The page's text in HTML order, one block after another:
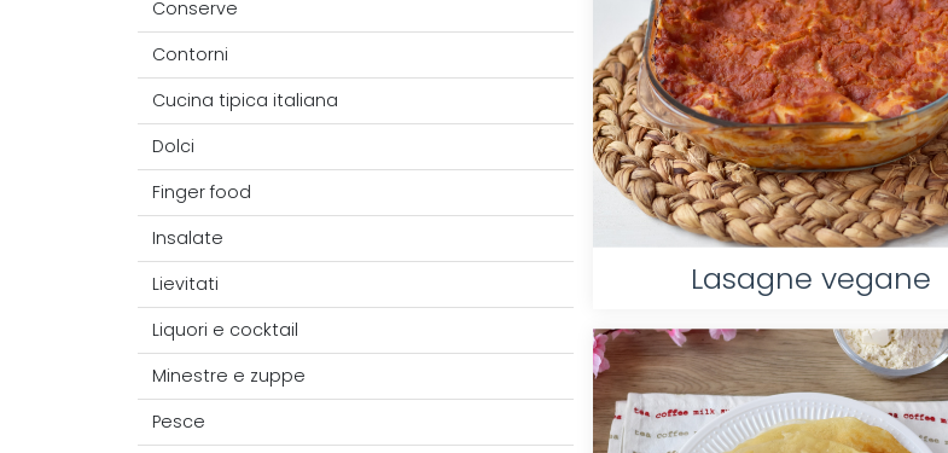
Conserve
Contorni
Cucina tipica italiana
Dolci
Finger food
Insalate
Lievitati
Liquori e cocktail
Minestre e zuppe
Pesce
Lasagne vegane